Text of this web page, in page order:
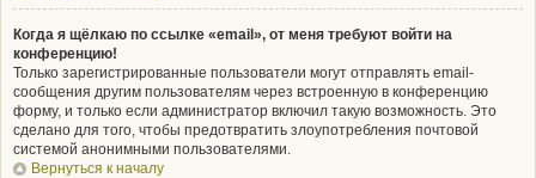
Когда я щёлкаю по ссылке «email», от меня требуют войти на
конференцию!
Только зарегистрированные пользователи могут отправлять email-
сообщения другим пользователям через встроенную в конференцию
форму, и только если администратор включил такую возможность. Это
сделано для того, чтобы предотвратить злоупотребления почтовой
системой анонимными пользователями.
Вернуться к началу